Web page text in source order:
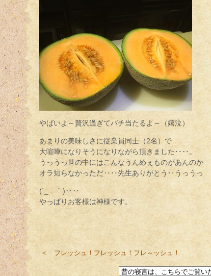
やばいよ～贅沢過ぎてバチ当たるよ～（嬉泣）
あまりの美味しさに従業員同士（2名）で
大喧嘩になりそうになりながら頂きました‥‥。
うっうっ世の中にはこんなうんめぇものがあんのか
オラ知らなかっただ‥‥先生ありがとう‥うっうっ
(´_ゝ｀)‥‥
やっぱりお客様は神様です。
＜ フレッシュ！フレッシュ！フレ～ッシュ！